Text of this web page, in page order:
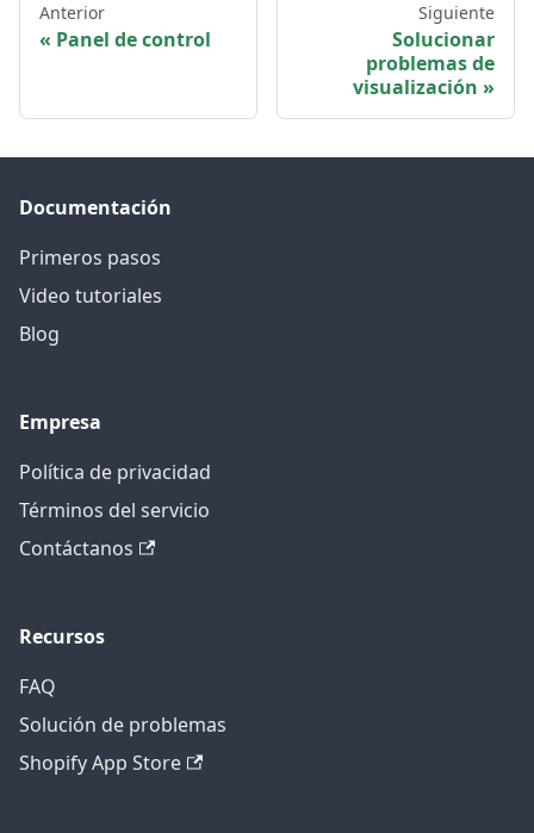
Anterior
Panel de control
Siguiente
Solucionar
problemas de
visualización
Documentación
Primeros pasos
Video tutoriales
Blog
Empresa
Política de privacidad
Términos del servicio
Contáctanos
Recursos
FAQ
Solución de problemas
Shopify App Store